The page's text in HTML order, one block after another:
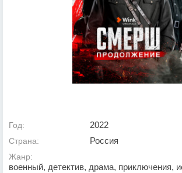
Год: 2022
Страна: Россия
Жанр:
военный, детектив, драма, приключения,